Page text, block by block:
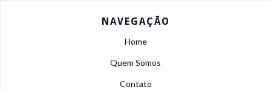
NAVEGAÇÃO
Home
Quem Somos
Contato